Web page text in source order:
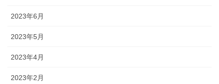
2023年6月
2023年5月
2023年4月
2023年2月